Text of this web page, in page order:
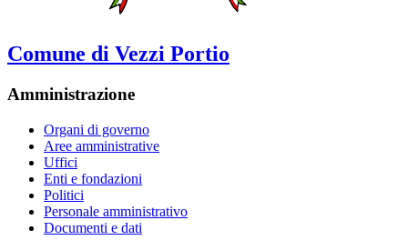
Comune di Vezzi Portio
Amministrazione
Organi di governo
Aree amministrative
Uffici
Enti e fondazioni
Politici
Personale amministrativo
Documenti e dati